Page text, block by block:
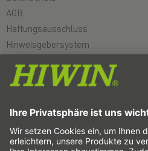
AGB
Haftungsausschluss
Hinweisgebersystem
Linearachsen & Linearachssysteme
Elektrozylinder
Rundtische
Servomotoren